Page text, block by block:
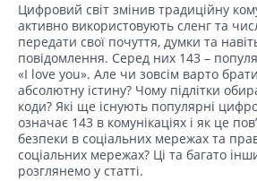
Цифровий світ змінив традиційну
активно використовують сленг та
передати свої почуття, думки та
повідомлення. Серед них 143 –
«I love you». Але чи зовсім варто
абсолютну істину? Чому підлітки
коди? Які ще існують популярні
означає 143 в комунікаціях і як це
безпеки в соціальних мережах та
соціальних мережах? Ці та багато
розглянемо у статті.